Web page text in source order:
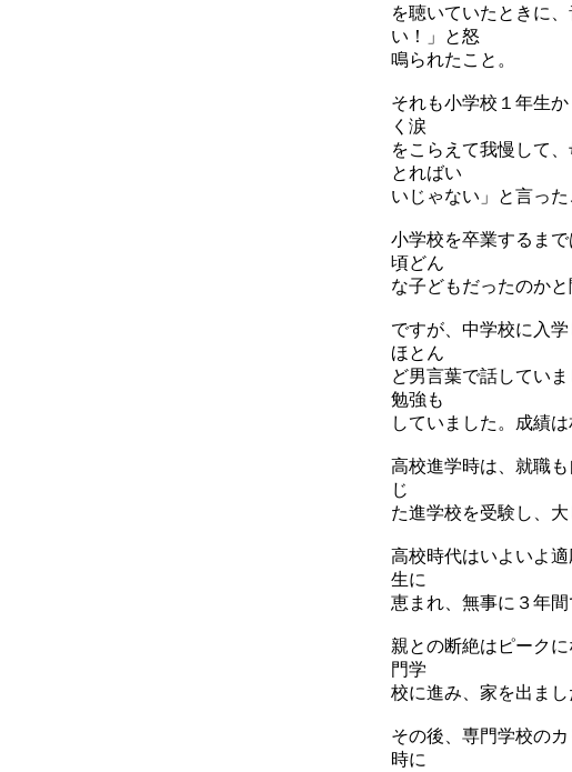
を聴いていたときに
い！」と怒
鳴られたこと。
それも小学校１年生
く涙
をこらえて我慢して
とればい
いじゃない」と言った
小学校を卒業するま
頃どん
な子どもだったのか
ですが、中学校に入
ほとん
ど男言葉で話してい
勉強も
していました。成績
高校進学時は、就職
じ
た進学校を受験し、
高校時代はいよいよ
生に
恵まれ、無事に３年間
親との断絶はピーク
門学
校に進み、家を出まし
その後、専門学校の
時に